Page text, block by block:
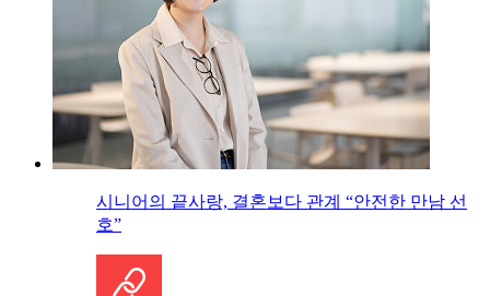
시니어의 끝사랑, 결혼보다 관계 “안전한 만남 선
호”